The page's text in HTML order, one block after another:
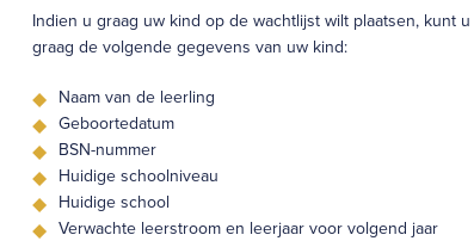
Indien u graag uw kind op de wachtlijst wilt plaatsen, kunt
graag de volgende gegevens van uw kind:
Naam van de leerling
Geboortedatum
BSN-nummer
Huidige schoolniveau
Huidige school
Verwachte leerstroom en leerjaar voor volgend jaar